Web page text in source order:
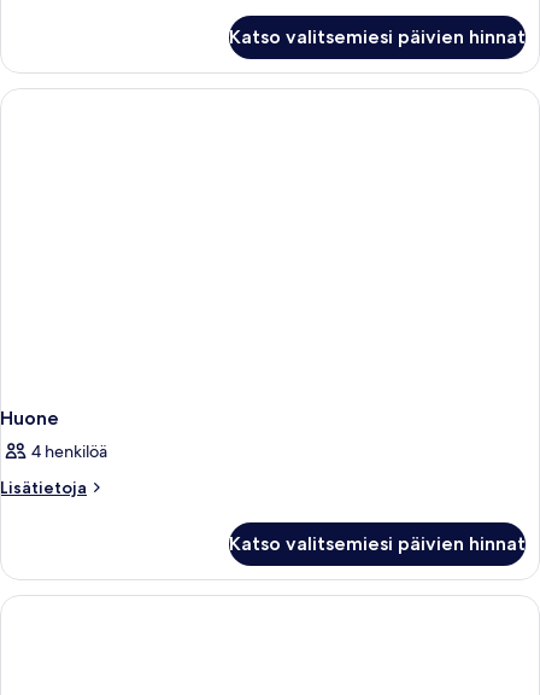
Room
Katso valitsemiesi päivien hinnat
Huone
4 henkilöä
Lisätietoja
Lisätietoja
Katso valitsemiesi päivien hinnat